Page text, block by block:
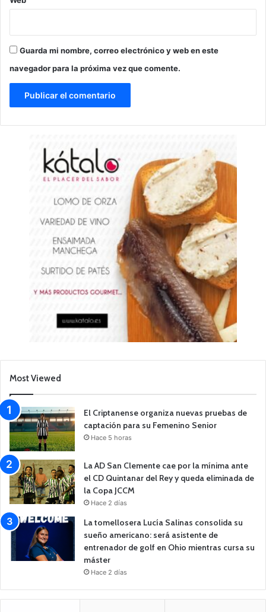
Guarda mi nombre, correo electrónico y web en este
navegador para la próxima vez que comente.
Most Viewed
El Criptanense organiza nuevas pruebas de
captación para su Femenino Senior
Hace 5 horas
La AD San Clemente cae por la mínima ante
el CD Quintanar del Rey y queda eliminada de
la Copa JCCM
Hace 2 días
La tomellosera Lucía Salinas consolida su
sueño americano: será asistente de
entrenador de golf en Ohio mientras cursa su
máster
Hace 2 días